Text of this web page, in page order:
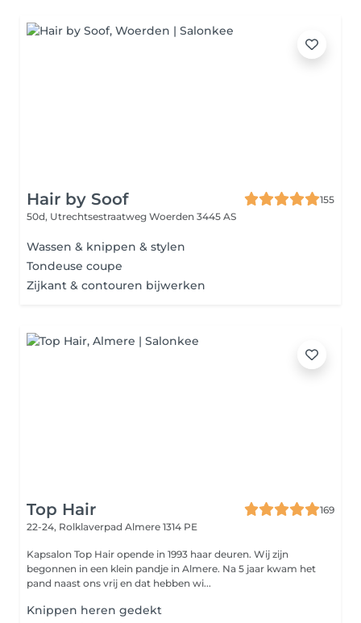
Hair by Soof
155
50d, Utrechtsestraatweg Woerden 3445 AS
Wassen & knippen & stylen
Tondeuse coupe
Zijkant & contouren bijwerken
Top Hair
169
22-24, Rolklaverpad Almere 1314 PE
Kapsalon Top Hair opende in 1993 haar deuren. Wij zijn
begonnen in een klein pandje in Almere. Na 5 jaar kwam het
pand naast ons vrij en dat hebben wi...
Knippen heren gedekt